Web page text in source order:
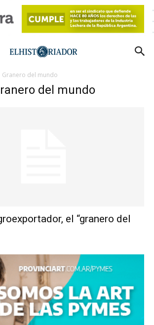
Granero del mundo
del mundo
el “granero del